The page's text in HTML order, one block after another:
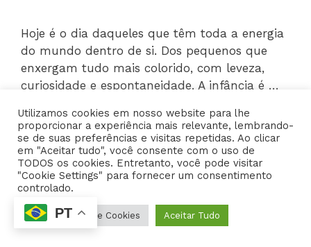
Hoje é o dia daqueles que têm toda a energia
do mundo dentro de si. Dos pequenos que
enxergam tudo mais colorido, com leveza,
curiosidade e espontaneidade. A infância é …
LEIA MAIS
Categorias
Brincadeiras e jogos ,Dicas,Educação Infantil
Deixe um comentário
Utilizamos cookies em nosso website para lhe
proporcionar a experiência mais relevante, lembrando-
se de suas preferências e visitas repetidas. Ao clicar
em "Aceitar tudo", você consente com o uso de
TODOS os cookies. Entretanto, você pode visitar
"Cookie Settings" para fornecer um consentimento
controlado.
Configurações de Cookies Aceitar Tudo
PT